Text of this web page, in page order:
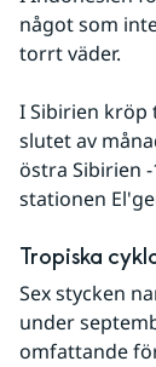
något som
torrt väder.
I Sibirien kröp
slutet av
östra Sibirien
stationen
Tropiska
Sex stycken
under
omfattande